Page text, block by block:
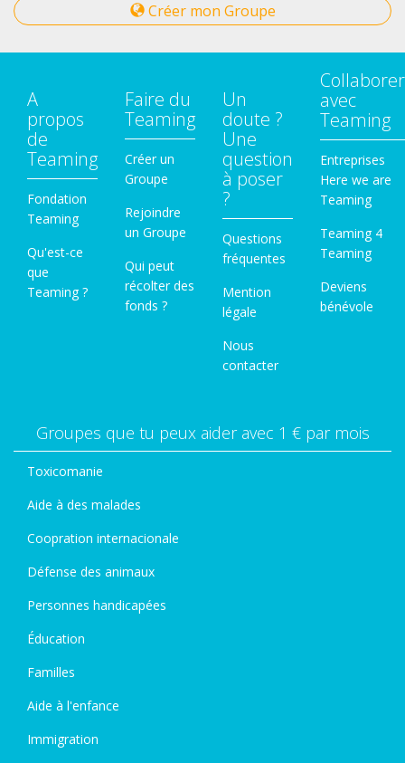
Créer mon Groupe
A
propos
de
Teaming
Fondation
Teaming
Qu'est-ce
que
Teaming ?
Faire du
Teaming
Créer un
Groupe
Rejoindre
un Groupe
Qui peut
récolter des
fonds ?
Un
doute ?
Une
question
à poser
?
Questions
fréquentes
Mention
légale
Nous
contacter
Collaborer
avec
Teaming
Entreprises
Here we are
Teaming
Teaming 4
Teaming
Deviens
bénévole
Groupes que tu peux aider avec 1 € par mois
Toxicomanie
Aide à des malades
Coopration internacionale
Défense des animaux
Personnes handicapées
Éducation
Familles
Aide à l'enfance
Immigration